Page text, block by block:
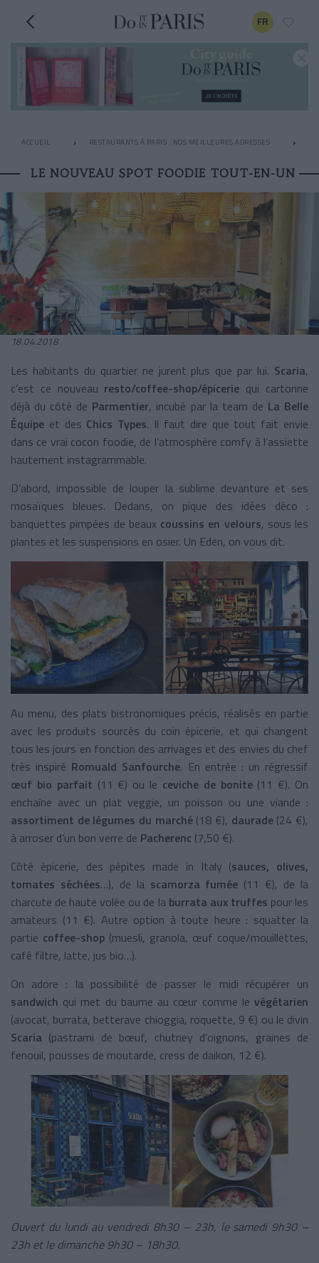
FR
ACCUEIL RESTAURANTS À PARIS : NOS MEILLEURES ADRESSES
LE NOUVEAU SPOT FOODIE TOUT-EN-UN
18.04.2018
Les habitants du quartier ne jurent plus que par lui. Scaria,
c’est ce nouveau resto/coffee-shop/épicerie qui cartonne
déjà du côté de Parmentier, incubé par la team de La Belle
Équipe et des Chics Types. Il faut dire que tout fait envie
dans ce vrai cocon foodie, de l’atmosphère comfy à l’assiette
hautement instagrammable.
D’abord, impossible de louper la sublime devanture et ses
mosaïques bleues. Dedans, on pique des idées déco :
banquettes pimpées de beaux coussins en velours, sous les
plantes et les suspensions en osier. Un Eden, on vous dit.
Au menu, des plats bistronomiques précis, réalisés en partie
avec les produits sourcés du coin épicerie, et qui changent
tous les jours en fonction des arrivages et des envies du chef
très inspiré Romuald Sanfourche. En entrée : un régressif
œuf bio parfait (11 €) ou le ceviche de bonite(11 €). On
enchaîne avec un plat veggie, un poisson ou une viande :
assortiment de légumes du marché(18 €), daurade(24 €),
à arroser d’un bon verre de Pacherenc (7,50 €).
Côté épicerie, des pépites made in Italy (sauces, olives,
tomates séchées…), de la scamorza fumée (11 €), de la
charcute de haute volée ou de la burrata aux truffes pour les
amateurs (11 €). Autre option à toute heure : squatter la
partie coffee-shop (muesli, granola, œuf coque/mouillettes,
café filtre, latte, jus bio…).
On adore : la possibilité de passer le midi récupérer un
sandwich qui met du baume au cœur comme le végétarien
(avocat, burrata, betterave chioggia, roquette, 9 €) ou le divin
Scaria (pastrami de bœuf, chutney d’oignons, graines de
fenouil, pousses de moutarde, cress de daikon, 12 €).
Ouvert du lundi au vendredi 8h30 – 23h, le samedi 9h30 –
23h et le dimanche 9h30 – 18h30.